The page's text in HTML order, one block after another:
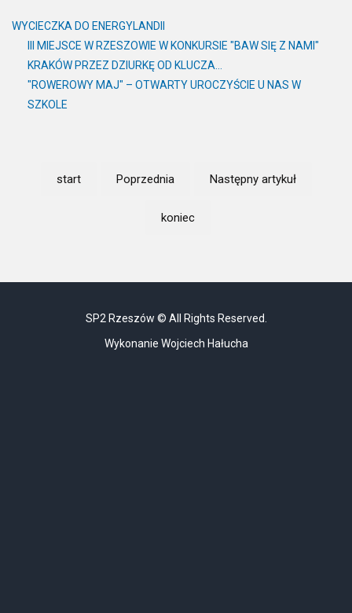
WYCIECZKA DO ENERGYLANDII
III MIEJSCE W RZESZOWIE W KONKURSIE "BAW SIĘ Z NAMI"
KRAKÓW PRZEZ DZIURKĘ OD KLUCZA…
"ROWEROWY MAJ" – OTWARTY UROCZYŚCIE U NAS W
SZKOLE
start Poprzednia Następny artykuł
koniec
SP2 Rzeszów © All Rights Reserved.
Wykonanie Wojciech Hałucha